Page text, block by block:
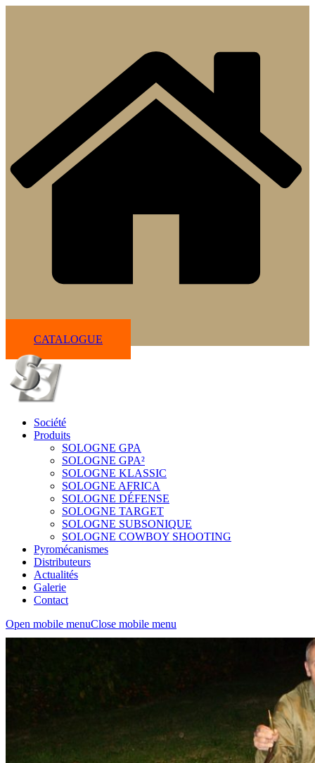
CATALOGUE
Société
Produits
SOLOGNE GPA
SOLOGNE GPA²
SOLOGNE KLASSIC
SOLOGNE AFRICA
SOLOGNE DÉFENSE
SOLOGNE TARGET
SOLOGNE SUBSONIQUE
SOLOGNE COWBOY SHOOTING
Pyromécanismes
Distributeurs
Actualités
Galerie
Contact
Open mobile menuClose mobile menu